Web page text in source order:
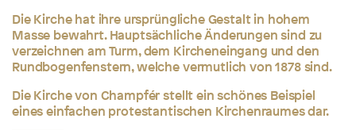
Die Kirche hat ihre ursprüngliche Gestalt in hohem
Masse bewahrt. Hauptsächliche Änderungen sind zu
verzeichnen am Turm, dem Kircheneingang und den
Rundbogenfenstern, welche vermutlich von 1878 sind.
Die Kirche von Champfér stellt ein schönes Beispiel
eines einfachen protestantischen Kirchenraumes dar.